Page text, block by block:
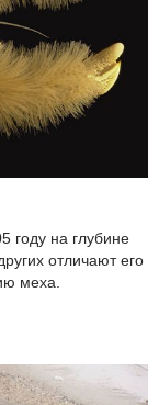
году на глубине
отличают его
меха.